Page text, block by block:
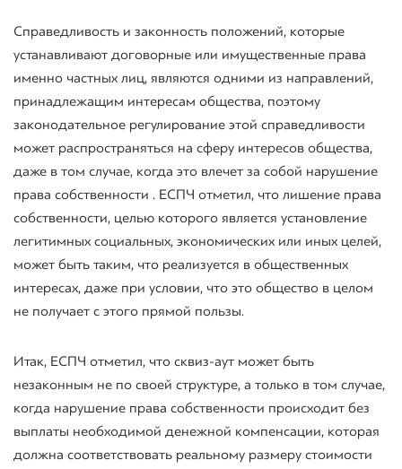
Справедливость и законность положений, которые
устанавливают договорные или имущественные права
именно частных лиц, являются одними из направлений,
принадлежащим интересам общества, поэтому
законодательное регулирование этой справедливости
может распространяться на сферу интересов общества,
даже в том случае, когда это влечет за собой нарушение
права собственности . ЕСПЧ отметил, что лишение права
собственности, целью которого является установление
легитимных социальных, экономических или иных целей,
может быть таким, что реализуется в общественных
интересах, даже при условии, что это общество в целом
не получает с этого прямой пользы.
Итак, ЕСПЧ отметил, что сквиз-аут может быть
незаконным не по своей структуре, а только в том случае,
когда нарушение права собственности происходит без
выплаты необходимой денежной компенсации, которая
должна соответствовать реальному размеру стоимости